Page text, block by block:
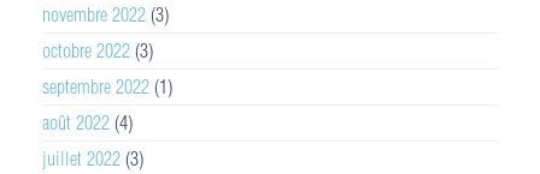
novembre 2022 (3)
octobre 2022 (3)
septembre 2022 (1)
août 2022 (4)
juillet 2022 (3)